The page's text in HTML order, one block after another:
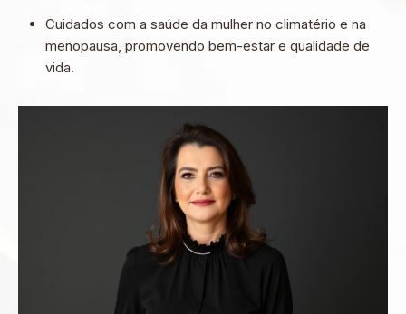
Cuidados com a saúde da mulher no climatério e na
menopausa, promovendo bem-estar e qualidade de
vida.